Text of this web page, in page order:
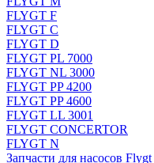
FLYGT F
FLYGT C
FLYGT D
FLYGT PL 7000
FLYGT NL 3000
FLYGT PP 4200
FLYGT PP 4600
FLYGT LL 3001
FLYGT CONCERTOR
FLYGT N
Запчасти для насосов Flygt